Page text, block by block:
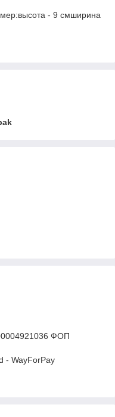
- 9 смширина
ФОП
- WayForPay